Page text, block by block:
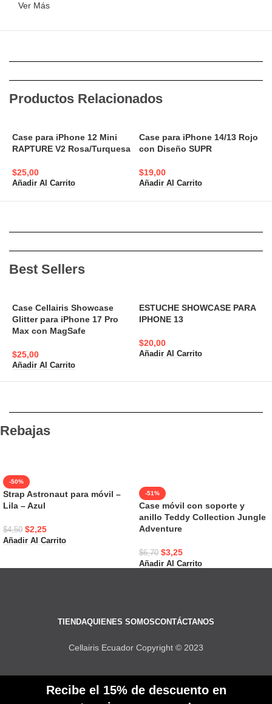
Ver Más
Productos Relacionados
Case para iPhone 12 Mini
RAPTURE V2 Rosa/Turquesa
$25,00
Añadir Al Carrito
Case para iPhone 14/13 Rojo
con Diseño SUPR
$19,00
Añadir Al Carrito
Best Sellers
Case Cellairis Showcase
Glitter para iPhone 17 Pro
Max con MagSafe
$25,00
Añadir Al Carrito
ESTUCHE SHOWCASE PARA
IPHONE 13
$20,00
Añadir Al Carrito
Rebajas
-50%
Strap Astronaut para móvil –
Lila – Azul
$4,50 $2,25
Añadir Al Carrito
-51%
Case móvil con soporte y
anillo Teddy Collection Jungle
Adventure
$6,70 $3,25
Añadir Al Carrito
TIENDAQUIENES SOMOSCONTÁCTANOS
Cellairis Ecuador Copyright © 2023
Recibe el 15% de descuento en